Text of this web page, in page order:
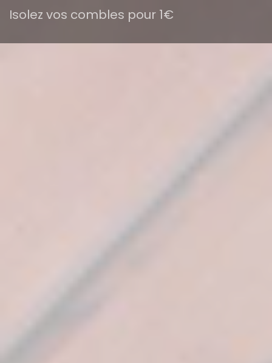
Isolez vos combles pour 1€